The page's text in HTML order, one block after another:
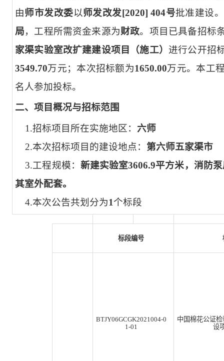
由师市发改委以师发改发[2020] 404号批准建设
局，工程所需资金来源为财政。项目已具备招标
家渠实验室改扩建建设项目（施工） 进行公开招
3549.70万元；本次招标额为1650.00万元。本工
名人参加投标。
二、项目概况与招标范围
1.招标项目所在实施地区： 六师
2.本次招标项目的建设地点： 第六师五家渠市
3.工程规模： 新建实验室3606.9平方米，消防
其室外配套。
4.本次公告共划分为1个标段
标段编号
BTJY06GCGK2021004-0
1-01
中国棉花公证
设